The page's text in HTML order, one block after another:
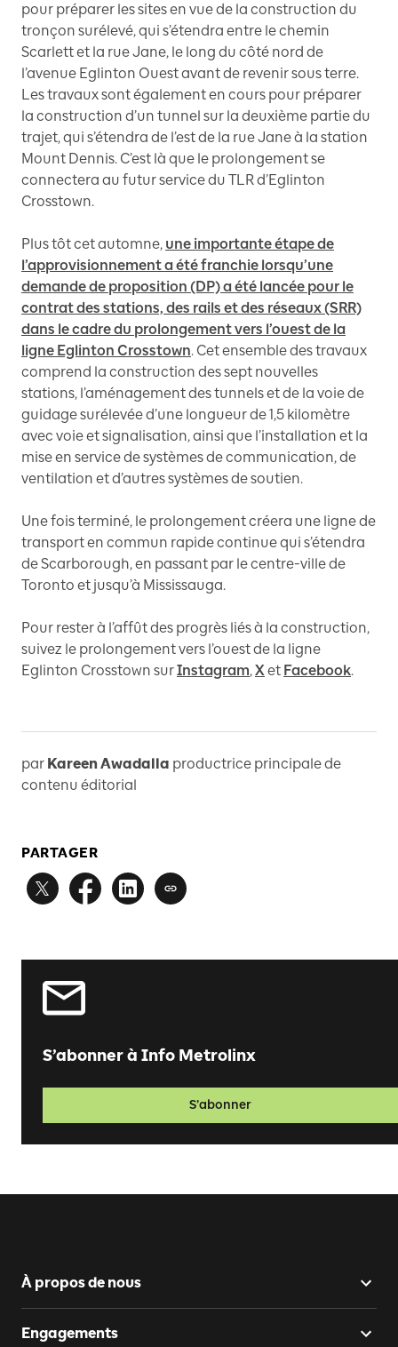
pour préparer les sites en vue de la construction du
tronçon surélevé, qui s’étendra entre le chemin
Scarlett et la rue Jane, le long du côté nord de
l’avenue Eglinton Ouest avant de revenir sous terre.
Les travaux sont également en cours pour préparer
la construction d’un tunnel sur la deuxième partie du
trajet, qui s’étendra de l’est de la rue Jane à la station
Mount Dennis. C’est là que le prolongement se
connectera au futur service du TLR d’Eglinton
Crosstown.
Plus tôt cet automne, une importante étape de
l’approvisionnement a été franchie lorsqu’une
demande de proposition (DP) a été lancée pour le
contrat des stations, des rails et des réseaux (SRR)
dans le cadre du prolongement vers l’ouest de la
ligne Eglinton Crosstown. Cet ensemble des travaux
comprend la construction des sept nouvelles
stations, l’aménagement des tunnels et de la voie de
guidage surélevée d’une longueur de 1,5 kilomètre
avec voie et signalisation, ainsi que l’installation et la
mise en service de systèmes de communication, de
ventilation et d’autres systèmes de soutien.
Une fois terminé, le prolongement créera une ligne de
transport en commun rapide continue qui s’étendra
de Scarborough, en passant par le centre-ville de
Toronto et jusqu’à Mississauga.
Pour rester à l’affût des progrès liés à la construction,
suivez le prolongement vers l’ouest de la ligne
Eglinton Crosstown surInstagram,Xet Facebook.
par Kareen Awadalla productrice principale de
contenu éditorial
PARTAGER
S’abonner à Info Metrolinx
S’abonner
À propos de nous
Engagements